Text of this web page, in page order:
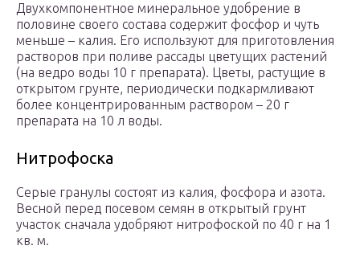
Двухкомпонентное минеральное удобрение в
половине своего состава содержит фосфор и чуть
меньше – калия. Его используют для приготовления
растворов при поливе рассады цветущих растений
(на ведро воды 10 г препарата). Цветы, растущие в
открытом грунте, периодически подкармливают
более концентрированным раствором – 20 г
препарата на 10 л воды.
Нитрофоска
Серые гранулы состоят из калия, фосфора и азота.
Весной перед посевом семян в открытый грунт
участок сначала удобряют нитрофоской по 40 г на 1
кв. м.